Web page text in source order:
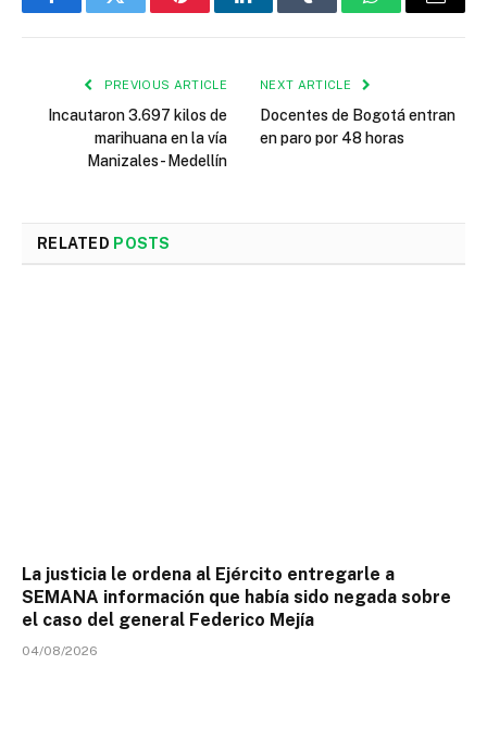
FacebookTwitter PinterestLinkedInTumblr WhatsAppEmail
PREVIOUS ARTICLE
Incautaron 3.697 kilos de
marihuana en la vía
Manizales- Medellín
NEXT ARTICLE
Docentes de Bogotá entran
en paro por 48 horas
RELATED POSTS
La justicia le ordena al Ejército entregarle a
SEMANA información que había sido negada sobre
el caso del general Federico Mejía
04/08/2026